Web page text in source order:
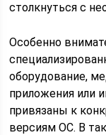
столкнуться с
Особенно
оборудование,
приложения или
привязаны к
версиям ОС. В